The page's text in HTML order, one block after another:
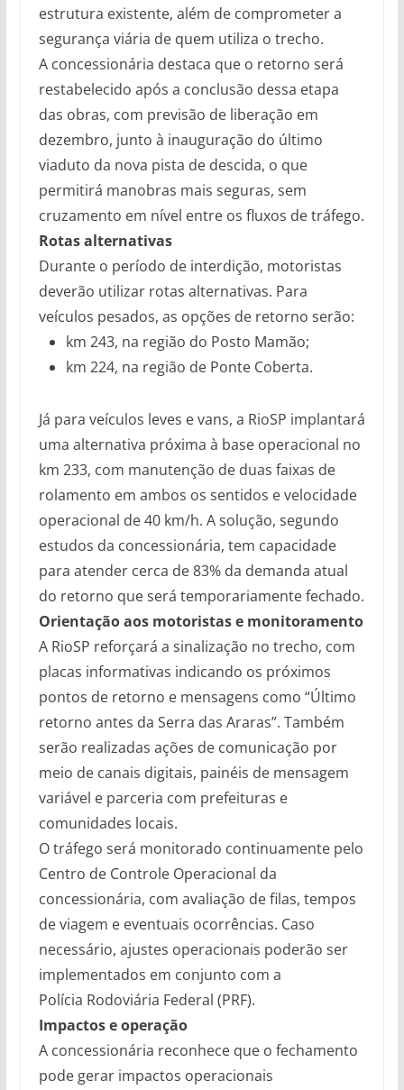
estrutura existente, além de comprometer a
segurança viária de quem utiliza o trecho.
A concessionária destaca que o retorno será
restabelecido após a conclusão dessa etapa
das obras, com previsão de liberação em
dezembro, junto à inauguração do último
viaduto da nova pista de descida, o que
permitirá manobras mais seguras, sem
cruzamento em nível entre os fluxos de tráfego.
Rotas alternativas
Durante o período de interdição, motoristas
deverão utilizar rotas alternativas. Para
veículos pesados, as opções de retorno serão:
km 243, na região do Posto Mamão;
km 224, na região de Ponte Coberta.
Já para veículos leves e vans, a RioSP implantará
uma alternativa próxima à base operacional no
km 233, com manutenção de duas faixas de
rolamento em ambos os sentidos e velocidade
operacional de 40 km/h. A solução, segundo
estudos da concessionária, tem capacidade
para atender cerca de 83% da demanda atual
do retorno que será temporariamente fechado.
Orientação aos motoristas e monitoramento
A RioSP reforçará a sinalização no trecho, com
placas informativas indicando os próximos
pontos de retorno e mensagens como “Último
retorno antes da Serra das Araras”. Também
serão realizadas ações de comunicação por
meio de canais digitais, painéis de mensagem
variável e parceria com prefeituras e
comunidades locais.
O tráfego será monitorado continuamente pelo
Centro de Controle Operacional da
concessionária, com avaliação de filas, tempos
de viagem e eventuais ocorrências. Caso
necessário, ajustes operacionais poderão ser
implementados em conjunto com a
Polícia Rodoviária Federal (PRF).
Impactos e operação
A concessionária reconhece que o fechamento
pode gerar impactos operacionais